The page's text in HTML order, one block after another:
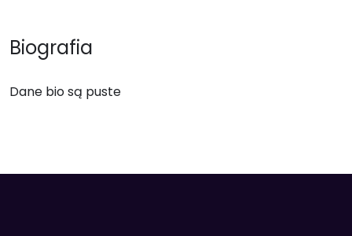
Biografia
Dane bio są puste